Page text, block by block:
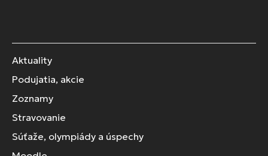
Aktuality
Podujatia, akcie
Zoznamy
Stravovanie
Súťaže, olympiády a úspechy